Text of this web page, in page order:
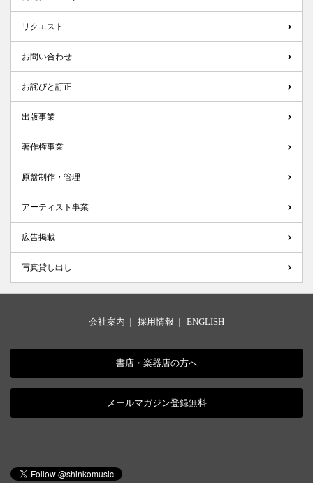
リクエスト
お問い合わせ
お詫びと訂正
出版事業
著作権事業
原盤制作・管理
アーティスト事業
広告掲載
写真貸し出し
会社案内 | 採用情報 | ENGLISH
書店・楽器店の方へ
メールマガジン登録無料